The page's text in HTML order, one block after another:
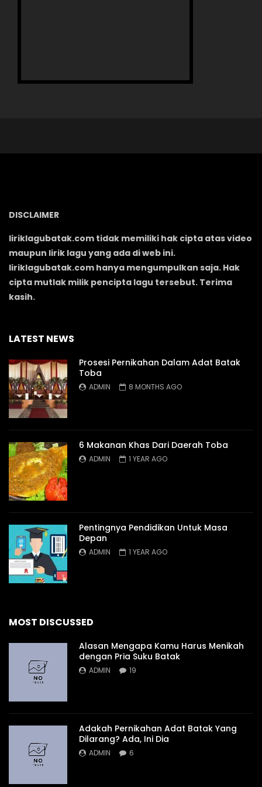
DISCLAIMER
liriklagubatak.com tidak memiliki hak cipta atas video
maupun lirik lagu yang ada di web ini.
liriklagubatak.com hanya mengumpulkan saja. Hak
cipta mutlak milik pencipta lagu tersebut. Terima
kasih.
LATEST NEWS
Prosesi Pernikahan Dalam Adat Batak
Toba
ADMIN 8 MONTHS AGO
6 Makanan Khas Dari Daerah Toba
ADMIN 1 YEAR AGO
Pentingnya Pendidikan Untuk Masa
Depan
ADMIN 1 YEAR AGO
MOST DISCUSSED
Alasan Mengapa Kamu Harus Menikah
dengan Pria Suku Batak
ADMIN 19
Adakah Pernikahan Adat Batak Yang
Dilarang? Ada, Ini Dia
ADMIN 6